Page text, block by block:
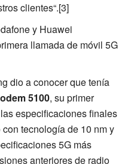
clientes“.[3]
y Huawei
llamada de móvil 5G
dio a conocer que tenía
5100, su primer
especificaciones finales
tecnología de 10 nm y
5G más
anteriores de radio